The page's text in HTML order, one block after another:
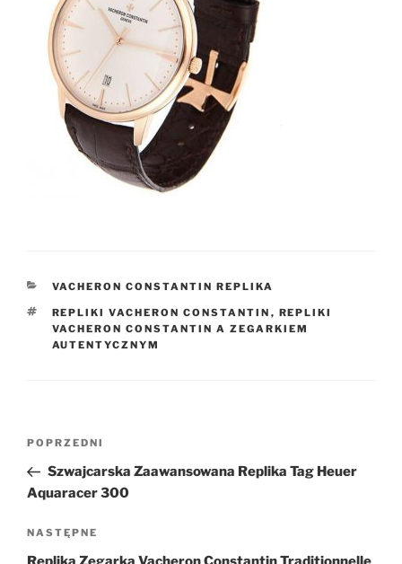
KATEGORIE
VACHERON CONSTANTIN REPLIKA
TAGI
REPLIKI VACHERON CONSTANTIN , REPLIKI
VACHERON CONSTANTIN A ZEGARKIEM
AUTENTYCZNYM
Nawigacja
Poprzedni
wpis
POPRZEDNI
Szwajcarska Zaawansowana Replika Tag Heuer
Aquaracer 300
Następny
wpis
NASTĘPNE